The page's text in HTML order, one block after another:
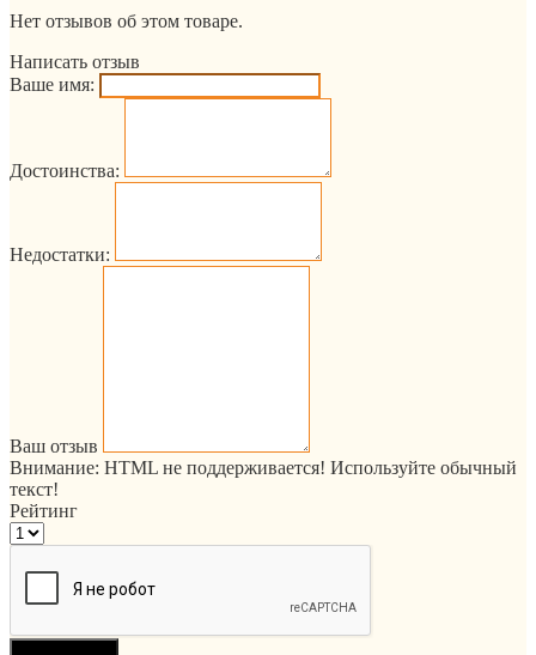
Нет отзывов об этом товаре.
Написать отзыв
Ваше имя:
Достоинства:
Недостатки:
Ваш отзыв
Внимание: HTML не поддерживается! Используйте обычный
текст!
Рейтинг